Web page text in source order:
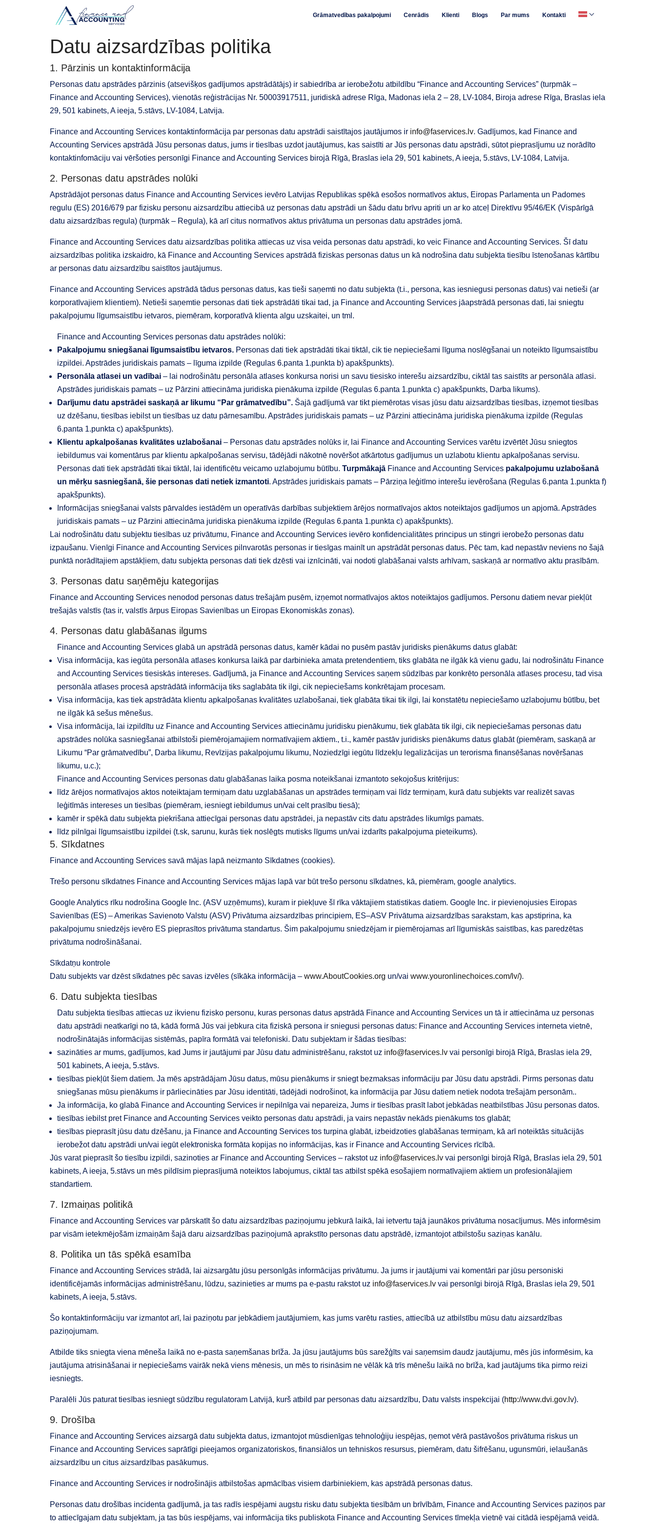
Grāmatvedības pakalpojumi Cenrādis Klienti Blogs Par mums Kontakti
Datu aizsardzības politika
1. Pārzinis un kontaktinformācija
Personas datu apstrādes pārzinis (atsevišķos gadījumos apstrādātājs) ir sabiedrība ar ierobežotu atbildību “Finance and Accounting Services” (turpmāk –
Finance and Accounting Services), vienotās reģistrācijas Nr. 50003917511, juridiskā adrese Rīga, Madonas iela 2 – 28, LV-1084, Biroja adrese Rīga, Braslas iela
29, 501 kabinets, A ieeja, 5.stāvs, LV-1084, Latvija.
Finance and Accounting Services kontaktinformācija par personas datu apstrādi saistītajos jautājumos ir info@faservices.lv. Gadījumos, kad Finance and
Accounting Services apstrādā Jūsu personas datus, jums ir tiesības uzdot jautājumus, kas saistīti ar Jūs personas datu apstrādi, sūtot pieprasījumu uz norādīto
kontaktinfomāciju vai vēršoties personīgi Finance and Accounting Services birojā Rīgā, Braslas iela 29, 501 kabinets, A ieeja, 5.stāvs, LV-1084, Latvija.
2. Personas datu apstrādes nolūki
Apstrādājot personas datus Finance and Accounting Services ievēro Latvijas Republikas spēkā esošos normatīvos aktus, Eiropas Parlamenta un Padomes
regulu (ES) 2016/679 par fizisku personu aizsardzību attiecibā uz personas datu apstrādi un šādu datu brīvu apriti un ar ko atceļ Direktīvu 95/46/EK (Vispārīgā
datu aizsardzības regula) (turpmāk – Regula), kā arī citus normatīvos aktus privātuma un personas datu apstrādes jomā.
Finance and Accounting Services datu aizsardzības politika attiecas uz visa veida personas datu apstrādi, ko veic Finance and Accounting Services. Šī datu
aizsardzības politika izskaidro, kā Finance and Accounting Services apstrādā fiziskas personas datus un kā nodrošina datu subjekta tiesību īstenošanas kārtību
ar personas datu aizsardzību saistītos jautājumus.
Finance and Accounting Services apstrādā tādus personas datus, kas tieši saņemti no datu subjekta (t.i., persona, kas iesniegusi personas datus) vai netieši (ar
korporatīvajiem klientiem). Netieši saņemtie personas dati tiek apstrādāti tikai tad, ja Finance and Accounting Services jāapstrādā personas dati, lai sniegtu
pakalpojumu līgumsaistību ietvaros, piemēram, korporatīvā klienta algu uzskaitei, un tml.
Finance and Accounting Services personas datu apstrādes nolūki:
Pakalpojumu sniegšanai līgumsaistību ietvaros. Personas dati tiek apstrādāti tikai tiktāl, cik tie nepieciešami līguma noslēgšanai un noteikto līgumsaistību
izpildei. Apstrādes juridiskais pamats – līguma izpilde (Regulas 6.panta 1.punkta b) apakšpunkts).
Personāla atlasei un vadībai – lai nodrošinātu personāla atlases konkursa norisi un savu tiesisko interešu aizsardzību, ciktāl tas saistīts ar personāla atlasi.
Apstrādes juridiskais pamats – uz Pārzini attiecināma juridiska pienākuma izpilde (Regulas 6.panta 1.punkta c) apakšpunkts, Darba likums).
Darījumu datu apstrādei saskaņā ar likumu “Par grāmatvedību”. Šajā gadījumā var tikt piemērotas visas jūsu datu aizsardzības tiesības, izņemot tiesības
uz dzēšanu, tiesības iebilst un tiesības uz datu pārnesamību. Apstrādes juridiskais pamats – uz Pārzini attiecināma juridiska pienākuma izpilde (Regulas
6.panta 1.punkta c) apakšpunkts).
Klientu apkalpošanas kvalitātes uzlabošanai – Personas datu apstrādes nolūks ir, lai Finance and Accounting Services varētu izvērtēt Jūsu sniegtos
iebildumus vai komentārus par klientu apkalpošanas servisu, tādējādi nākotnē novēršot atkārtotus gadījumus un uzlabotu klientu apkalpošanas servisu.
Personas dati tiek apstrādāti tikai tiktāl, lai identificētu veicamo uzlabojumu būtību. Turpmākajā Finance and Accounting Services pakalpojumu uzlabošanā
un mērķu sasniegšanā, šie personas dati netiek izmantoti. Apstrādes juridiskais pamats – Pārziņa leģitīmo interešu ievērošana (Regulas 6.panta 1.punkta f)
apakšpunkts).
Informācijas sniegšanai valsts pārvaldes iestādēm un operatīvās darbības subjektiem ārējos normatīvajos aktos noteiktajos gadījumos un apjomā. Apstrādes
juridiskais pamats – uz Pārzini attiecināma juridiska pienākuma izpilde (Regulas 6.panta 1.punkta c) apakšpunkts).
Lai nodrošinātu datu subjektu tiesības uz privātumu, Finance and Accounting Services ievēro konfidencialitātes principus un stingri ierobežo personas datu
izpaušanu. Vienīgi Finance and Accounting Services pilnvarotās personas ir tiesīgas mainīt un apstrādāt personas datus. Pēc tam, kad nepastāv neviens no šajā
punktā norādītajiem apstākļiem, datu subjekta personas dati tiek dzēsti vai iznīcināti, vai nodoti glabāšanai valsts arhīvam, saskaņā ar normatīvo aktu prasībām.
3. Personas datu saņēmēju kategorijas
Finance and Accounting Services nenodod personas datus trešajām pusēm, izņemot normatīvajos aktos noteiktajos gadījumos. Personu datiem nevar piekļūt
trešajās valstīs (tas ir, valstīs ārpus Eiropas Savienības un Eiropas Ekonomiskās zonas).
4. Personas datu glabāšanas ilgums
Finance and Accounting Services glabā un apstrādā personas datus, kamēr kādai no pusēm pastāv juridisks pienākums datus glabāt:
Visa informācija, kas iegūta personāla atlases konkursa laikā par darbinieka amata pretendentiem, tiks glabāta ne ilgāk kā vienu gadu, lai nodrošinātu Finance
and Accounting Services tiesiskās intereses. Gadījumā, ja Finance and Accounting Services saņem sūdzības par konkrēto personāla atlases procesu, tad visa
personāla atlases procesā apstrādātā informācija tiks saglabāta tik ilgi, cik nepieciešams konkrētajam procesam.
Visa informācija, kas tiek apstrādāta klientu apkalpošanas kvalitātes uzlabošanai, tiek glabāta tikai tik ilgi, lai konstatētu nepieciešamo uzlabojumu būtību, bet
ne ilgāk kā sešus mēnešus.
Visa informācija, lai izpildītu uz Finance and Accounting Services attiecināmu juridisku pienākumu, tiek glabāta tik ilgi, cik nepieciešamas personas datu
apstrādes nolūka sasniegšanai atbilstoši piemērojamajiem normatīvajiem aktiem., t.i., kamēr pastāv juridisks pienākums datus glabāt (piemēram, saskaņā ar
Likumu “Par grāmatvedību”, Darba likumu, Revīzijas pakalpojumu likumu, Noziedzīgi iegūtu līdzekļu legalizācijas un terorisma finansēšanas novēršanas
likumu, u.c.);
Finance and Accounting Services personas datu glabāšanas laika posma noteikšanai izmantoto sekojošus kritērijus:
līdz ārējos normatīvajos aktos noteiktajam termiņam datu uzglabāšanas un apstrādes termiņam vai līdz termiņam, kurā datu subjekts var realizēt savas
leģitīmās intereses un tiesības (piemēram, iesniegt iebildumus un/vai celt prasību tiesā);
kamēr ir spēkā datu subjekta piekrišana attiecīgai personas datu apstrādei, ja nepastāv cits datu apstrādes likumīgs pamats.
līdz pilnīgai līgumsaistību izpildei (t.sk, sarunu, kurās tiek noslēgts mutisks līgums un/vai izdarīts pakalpojuma pieteikums).
5. Sīkdatnes
Finance and Accounting Services savā mājas lapā neizmanto Sīkdatnes (cookies).
Trešo personu sīkdatnes Finance and Accounting Services mājas lapā var būt trešo personu sīkdatnes, kā, piemēram, google analytics.
Google Analytics rīku nodrošina Google Inc. (ASV uzņēmums), kuram ir piekļuve šī rīka vāktajiem statistikas datiem. Google Inc. ir pievienojusies Eiropas
Savienības (ES) – Amerikas Savienoto Valstu (ASV) Privātuma aizsardzības principiem, ES–ASV Privātuma aizsardzības sarakstam, kas apstiprina, ka
pakalpojumu sniedzējs ievēro ES pieprasītos privātuma standartus. Šim pakalpojumu sniedzējam ir piemērojamas arī līgumiskās saistības, kas paredzētas
privātuma nodrošināšanai.
Sīkdatņu kontrole
Datu subjekts var dzēst sīkdatnes pēc savas izvēles (sīkāka informācija – www.AboutCookies.org un/vai www.youronlinechoices.com/lv/).
6. Datu subjekta tiesības
Datu subjekta tiesības attiecas uz ikvienu fizisko personu, kuras personas datus apstrādā Finance and Accounting Services un tā ir attiecināma uz personas
datu apstrādi neatkarīgi no tā, kādā formā Jūs vai jebkura cita fiziskā persona ir sniegusi personas datus: Finance and Accounting Services interneta vietnē,
nodrošinātajās informācijas sistēmās, papīra formātā vai telefoniski. Datu subjektam ir šādas tiesības:
sazināties ar mums, gadījumos, kad Jums ir jautājumi par Jūsu datu administrēšanu, rakstot uz info@faservices.lv vai personīgi birojā Rīgā, Braslas iela 29,
501 kabinets, A ieeja, 5.stāvs.
tiesības piekļūt šiem datiem. Ja mēs apstrādājam Jūsu datus, mūsu pienākums ir sniegt bezmaksas informāciju par Jūsu datu apstrādi. Pirms personas datu
sniegšanas mūsu pienākums ir pārliecināties par Jūsu identitāti, tādējādi nodrošinot, ka informācija par Jūsu datiem netiek nodota trešajām personām..
Ja informācija, ko glabā Finance and Accounting Services ir nepilnīga vai nepareiza, Jums ir tiesības prasīt labot jebkādas neatbilstības Jūsu personas datos.
tiesības iebilst pret Finance and Accounting Services veikto personas datu apstrādi, ja vairs nepastāv nekāds pienākums tos glabāt;
tiesības pieprasīt jūsu datu dzēšanu, ja Finance and Accounting Services tos turpina glabāt, izbeidzoties glabāšanas termiņam, kā arī noteiktās situācijās
ierobežot datu apstrādi un/vai iegūt elektroniska formāta kopijas no informācijas, kas ir Finance and Accounting Services rīcībā.
Jūs varat pieprasīt šo tiesību izpildi, sazinoties ar Finance and Accounting Services – rakstot uz info@faservices.lv vai personīgi birojā Rīgā, Braslas iela 29, 501
kabinets, A ieeja, 5.stāvs un mēs pildīsim pieprasījumā noteiktos labojumus, ciktāl tas atbilst spēkā esošajiem normatīvajiem aktiem un profesionālajiem
standartiem.
7. Izmaiņas politikā
Finance and Accounting Services var pārskatīt šo datu aizsardzības paziņojumu jebkurā laikā, lai ietvertu tajā jaunākos privātuma nosacījumus. Mēs informēsim
par visām ietekmējošām izmaiņām šajā daru aizsardzības paziņojumā aprakstīto personas datu apstrādē, izmantojot atbilstošu saziņas kanālu.
8. Politika un tās spēkā esamība
Finance and Accounting Services strādā, lai aizsargātu jūsu personīgās informācijas privātumu. Ja jums ir jautājumi vai komentāri par jūsu personiski
identificējamās informācijas administrēšanu, lūdzu, sazinieties ar mums pa e-pastu rakstot uz info@faservices.lv vai personīgi birojā Rīgā, Braslas iela 29, 501
kabinets, A ieeja, 5.stāvs.
Šo kontaktinformāciju var izmantot arī, lai paziņotu par jebkādiem jautājumiem, kas jums varētu rasties, attiecībā uz atbilstību mūsu datu aizsardzības
paziņojumam.
Atbilde tiks sniegta viena mēneša laikā no e-pasta saņemšanas brīža. Ja jūsu jautājums būs sarežģīts vai saņemsim daudz jautājumu, mēs jūs informēsim, ka
jautājuma atrisināšanai ir nepieciešams vairāk nekā viens mēnesis, un mēs to risināsim ne vēlāk kā trīs mēnešu laikā no brīža, kad jautājums tika pirmo reizi
iesniegts.
Paralēli Jūs paturat tiesības iesniegt sūdzību regulatoram Latvijā, kurš atbild par personas datu aizsardzību, Datu valsts inspekcijai (http://www.dvi.gov.lv).
9. Drošība
Finance and Accounting Services aizsargā datu subjekta datus, izmantojot mūsdienīgas tehnoloģiju iespējas, ņemot vērā pastāvošos privātuma riskus un
Finance and Accounting Services saprātīgi pieejamos organizatoriskos, finansiālos un tehniskos resursus, piemēram, datu šifrēšanu, ugunsmūri, ielaušanās
aizsardzību un citus aizsardzības pasākumus.
Finance and Accounting Services ir nodrošinājis atbilstošas apmācības visiem darbiniekiem, kas apstrādā personas datus.
Personas datu drošības incidenta gadījumā, ja tas radīs iespējami augstu risku datu subjekta tiesībām un brīvībām, Finance and Accounting Services paziņos par
to attiecīgajam datu subjektam, ja tas būs iespējams, vai informācija tiks publiskota Finance and Accounting Services tīmekļa vietnē vai citādā iespējamā veidā.